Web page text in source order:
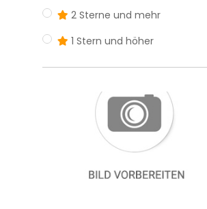
2 Sterne und mehr
1 Stern und höher